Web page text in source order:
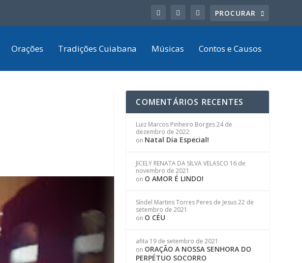
Orações Tradições Cuiabana Músicas Contos e Causos
COMENTÁRIOS RECENTES
Luiz Marcos Pinheiro Borges24 de
dezembro de 2022
on Natal Dia Especial!
JICELY RENATA DA SILVA VELASCO 16 de
novembro de 2021
on O AMOR É LINDO!
Síndel Martins Torres Peres de Jesus22 de
setembro de 2021
on O CÉU
afita 19 de setembro de 2021
on ORAÇÃO A NOSSA SENHORA DO
PERPÉTUO SOCORRO